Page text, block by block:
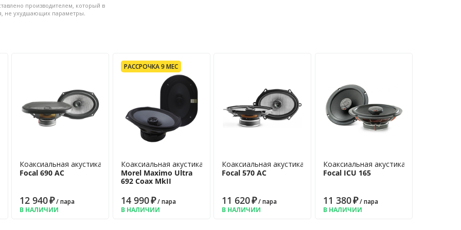
2 Ом •
из стеклянных
производителем, который в
не ухудшающих параметры.
Коаксиальная акустика
Focal 690 AC
12 940₽/ пара
В НАЛИЧИИ
РАССРОЧКА 9 МЕС
Коаксиальная акустика
Morel Maximo Ultra
692 Coax MkII
14 990₽/ пара
В НАЛИЧИИ
Коаксиальная акустика
Focal 570 AC
11 620₽/ пара
В НАЛИЧИИ
Коаксиальная акустика
Focal ICU 165
11 380₽/ пара
В НАЛИЧИИ